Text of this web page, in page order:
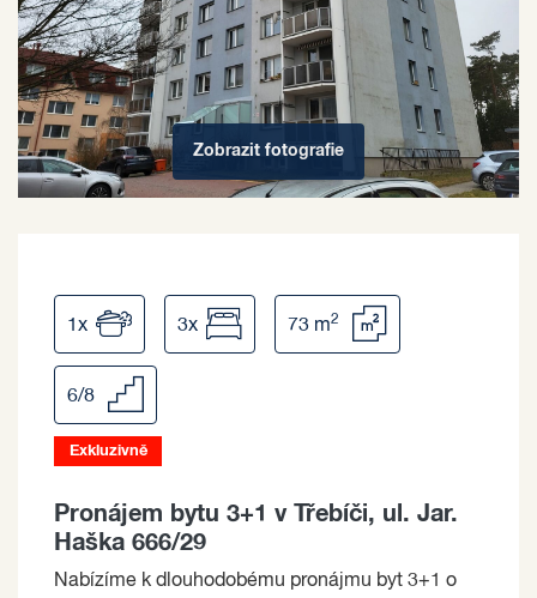
Zobrazit fotografie
1x 3x 73 m2
6/8
Exkluzivně
Pronájem bytu 3+1 v Třebíči, ul. Jar.
Haška 666/29
Nabízíme k dlouhodobému pronájmu byt 3+1 o